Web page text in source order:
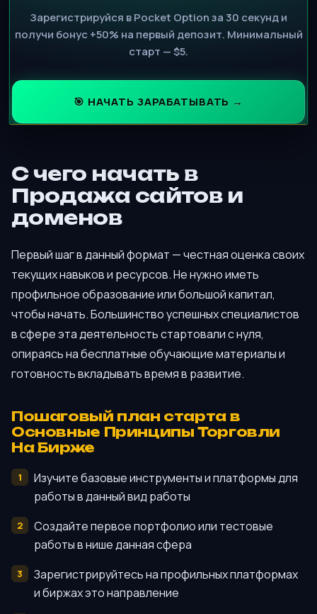
Зарегистрируйся в Pocket Option за 30 секунд и
получи бонус +50% на первый депозит. Минимальный
старт — $5.
🎯 НАЧАТЬ ЗАРАБАТЫВАТЬ →
С чего начать в
Продажа сайтов и
доменов
Первый шаг в данный формат — честная оценка своих
текущих навыков и ресурсов. Не нужно иметь
профильное образование или большой капитал,
чтобы начать. Большинство успешных специалистов
в сфере эта деятельность стартовали с нуля,
опираясь на бесплатные обучающие материалы и
готовность вкладывать время в развитие.
Пошаговый план старта в
Основные Принципы Торговли
На Бирже
Изучите базовые инструменты и платформы для
работы в данный вид работы
Создайте первое портфолио или тестовые
работы в нише данная сфера
Зарегистрируйтесь на профильных платформах
и биржах это направление